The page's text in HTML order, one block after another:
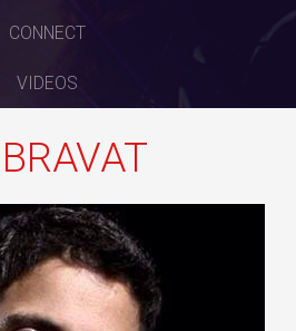
CONNECT
VIDEOS